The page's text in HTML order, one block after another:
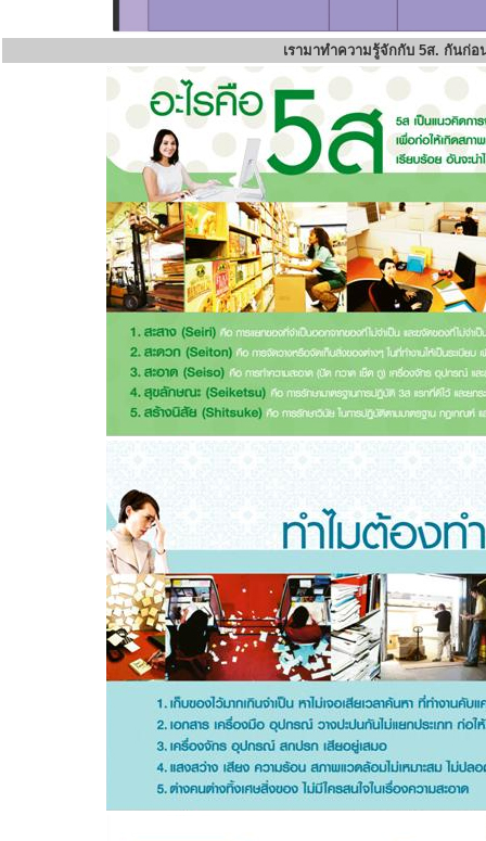
เรามาทำความรู้จักกับ 5ส. กันก่อ